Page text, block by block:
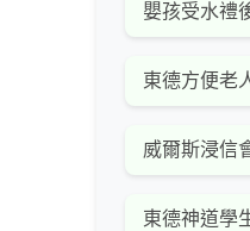
嬰孩受水禮
東德方便老
威爾斯浸信
東德神道學